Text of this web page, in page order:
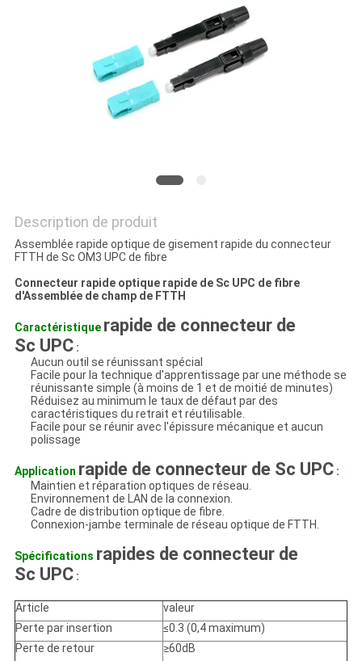
Description de produit
Assemblée rapide optique de gisement rapide du connecteur
FTTH de Sc OM3 UPC de fibre
Connecteur rapide optique rapide de Sc UPC de fibre
d'Assemblée de champ de FTTH
Caractéristique rapide de connecteur de
Sc UPC :
Aucun outil se réunissant spécial
Facile pour la technique d'apprentissage par une méthode se
réunissante simple (à moins de 1 et de moitié de minutes)
Réduisez au minimum le taux de défaut par des
caractéristiques du retrait et réutilisable.
Facile pour se réunir avec l'épissure mécanique et aucun
polissage
Application rapide de connecteur de Sc UPC :
Maintien et réparation optiques de réseau.
Environnement de LAN de la connexion.
Cadre de distribution optique de fibre.
Connexion-jambe terminale de réseau optique de FTTH.
Spécifications rapides de connecteur de
Sc UPC :
Article
valeur
Perte par insertion
≤0.3 (0,4 maximum)
Perte de retour
≥60dB